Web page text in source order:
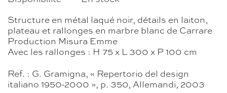
Structure en métal laqué noir, détails en laiton,
plateau et rallonges en marbre blanc de Carrare
Production Misura Emme
Avec les rallonges : H 75 x L 300 x P 100 cm
Ref. : G. Gramigna, « Repertorio del design
italiano 1950-2000 », p. 350, Allemandi, 2003